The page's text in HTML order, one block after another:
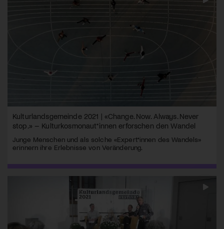
Kulturlandsgemeinde 2021 | «Change. Now. Always. Never
stop.» – Kulturkosmonaut*innen erforschen den Wandel
Junge Menschen und als solche «Expert*innen des Wandels»
erinnern ihre Erlebnisse von Veränderung.